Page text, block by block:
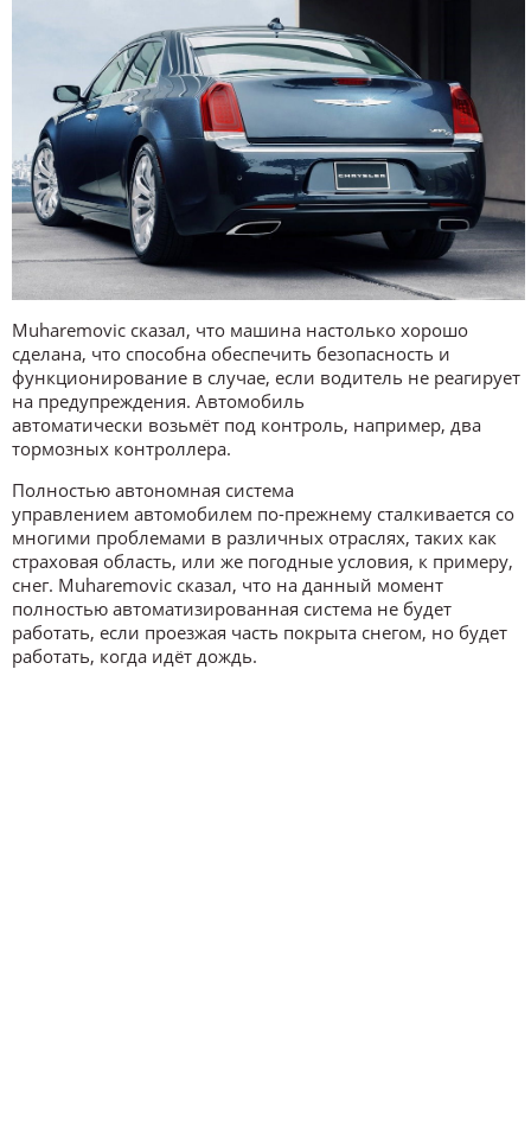
Muharemovic сказал, что машина настолько хорошо
сделана, что способна обеспечить безопасность и
функционирование в случае, если водитель не реагирует
на предупреждения. Автомобиль
автоматически возьмёт под контроль, например, два
тормозных контроллера.
Полностью автономная система
управлением автомобилем по-прежнему сталкивается со
многими проблемами в различных отраслях, таких как
страховая область, или же погодные условия, к примеру,
снег. Muharemovic сказал, что на данный момент
полностью автоматизированная система не будет
работать, если проезжая часть покрыта снегом, но будет
работать, когда идёт дождь.